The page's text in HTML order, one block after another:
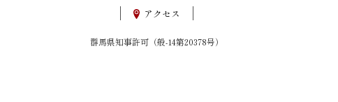
アクセス
群馬県知事許可（般-14第20378号）